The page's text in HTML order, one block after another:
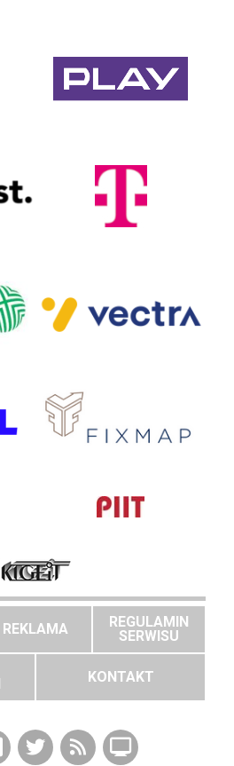
REKLAMA
REGULAMIN
SERWISU
KONTAKT